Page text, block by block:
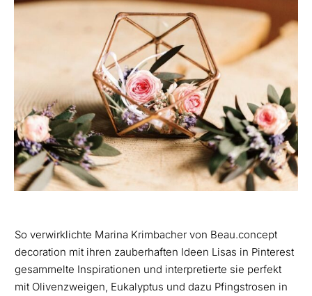
So verwirklichte Marina Krimbacher von Beau.concept
decoration mit ihren zauberhaften Ideen Lisas in Pinterest
gesammelte Inspirationen und interpretierte sie perfekt
mit Olivenzweigen, Eukalyptus und dazu Pfingstrosen in